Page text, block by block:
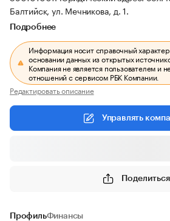
Балтийск, ул. Мечникова, д. 1.
Подробнее
Информация носит справочный
основании данных из открытых
Компания не является пользователем и
отношений с сервисом РБК Компании.
Редактировать описание
Управлять
Поделиться
ПрофильФинансы